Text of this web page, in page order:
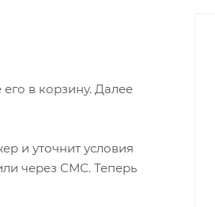
в корзину. Далее
и уточнит условия
через СМС. Теперь